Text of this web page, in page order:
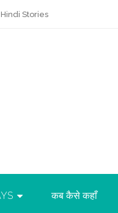
Hindi Stories
कब कैसे कहाँ